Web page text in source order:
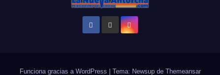
Funciona gracias a WordPress | Tema: Newsup de Themeansar